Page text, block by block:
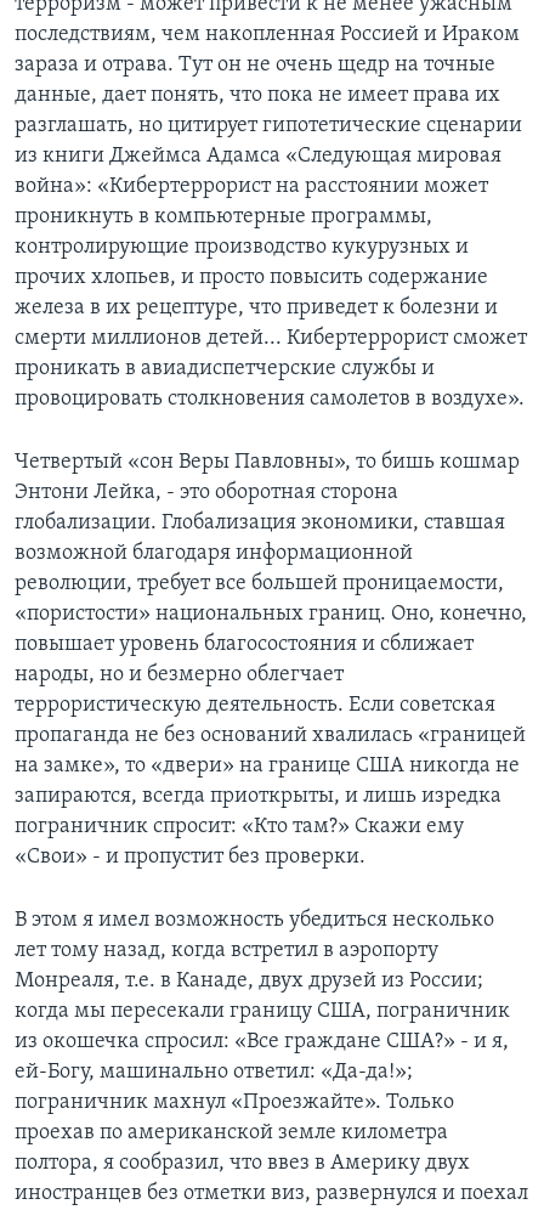
последствиям, чем накопленная Россией и Ираком
зараза и отрава. Тут он не очень щедр на точные
данные, дает понять, что пока не имеет права их
разглашать, но цитирует гипотетические сценарии
из книги Джеймса Адамса «Следующая мировая
война»: «Кибертеррорист на расстоянии может
проникнуть в компьютерные программы,
контролирующие производство кукурузных и
прочих хлопьев, и просто повысить содержание
железа в их рецептуре, что приведет к болезни и
смерти миллионов детей... Кибертеррорист сможет
проникать в авиадиспетчерские службы и
провоцировать столкновения самолетов в воздухе».
Четвертый «сон Веры Павловны», то бишь кошмар
Энтони Лейка, - это оборотная сторона
глобализации. Глобализация экономики, ставшая
возможной благодаря информационной
революции, требует все большей проницаемости,
«пористости» национальных границ. Оно, конечно,
повышает уровень благосостояния и сближает
народы, но и безмерно облегчает
террористическую деятельность. Если советская
пропаганда не без оснований хвалилась «границей
на замке», то «двери» на границе США никогда не
запираются, всегда приоткрыты, и лишь изредка
пограничник спросит: «Кто там?» Скажи ему
«Свои» - и пропустит без проверки.
В этом я имел возможность убедиться несколько
лет тому назад, когда встретил в аэропорту
Монреаля, т.е. в Канаде, двух друзей из России;
когда мы пересекали границу США, пограничник
из окошечка спросил: «Все граждане США?» - и я,
ей-Богу, машинально ответил: «Да-да!»;
пограничник махнул «Проезжайте». Только
проехав по американской земле километра
полтора, я сообразил, что ввез в Америку двух
иностранцев без отметки виз, развернулся и поехал